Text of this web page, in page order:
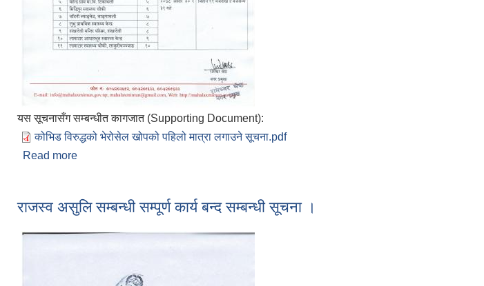
यस सूचनासँग सम्बन्धीत कागजात (Supporting Document):
कोभिड विरुद्धको भेरोसेल खोपको पहिलो मात्रा लगाउने सूचना.pdf
Read more
राजस्व असुलि सम्बन्धी सम्पूर्ण कार्य बन्द सम्बन्धी सूचना ।